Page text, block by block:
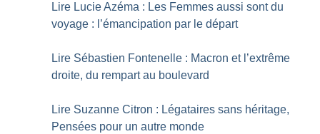
Lire Lucie Azéma : Les Femmes aussi sont du
voyage : l’émancipation par le départ
Lire Sébastien Fontenelle : Macron et l’extrême
droite, du rempart au boulevard
Lire Suzanne Citron : Légataires sans héritage,
Pensées pour un autre monde